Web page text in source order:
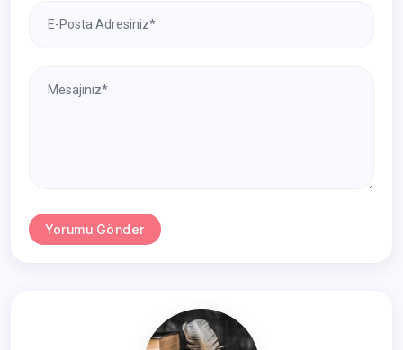
Yorumu Gönder